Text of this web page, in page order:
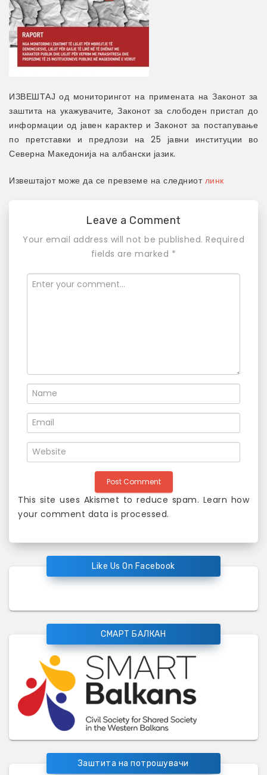
ИЗВЕШТАЈ од мониторингот на примената на Законот за
заштита на укажувачите, Законот за слободен пристап до
информации од јавен карактер и Законот за постапување
по претставки и предлози на 25 јавни институции во
Северна Македонија на албански јазик.
Извештајот може да се превземе на следниот линк
Leave a Comment
Your email address will not be published. Required
fields are marked *
This site uses Akismet to reduce spam. Learn how
your comment data is processed.
Like Us On Facebook
СМАРТ БАЛКАН
Заштита на потрошувачи